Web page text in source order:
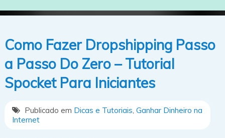
Como Fazer Dropshipping Passo
a Passo Do Zero – Tutorial
Spocket Para Iniciantes
Publicado em Dicas e Tutoriais Ganhar Dinheiro na
Internet